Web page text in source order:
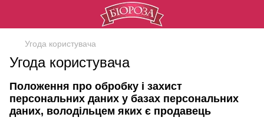
Угода користувача
Угода користувача
Положення про обробку і захист
персональних даних у базах персональних
даних, володільцем яких є продавець